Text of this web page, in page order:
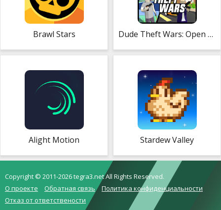
Brawl Stars Dude Theft Wars: Open World Sandbox Simulator
Alight Motion Stardew Valley
Copyright © 2011-2026 tegra3.net All Rights Reserved.
О проекте
Обратная связь
Политика конфиденциальности
Отказ от ответствености